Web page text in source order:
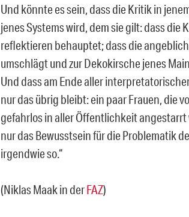
Und könnte es sein, dass die Kritik in
jenes Systems wird, dem sie gilt: dass die
reflektieren behauptet; dass die
umschlägt und zur Dekokirsche jenes
Und dass am Ende aller
nur das übrig bleibt: ein paar Frauen, die
gefahrlos in aller Öffentlichkeit angestarrt
nur das Bewusstsein für die Problematik
irgendwie so.“
(Niklas Maak in derFAZ)